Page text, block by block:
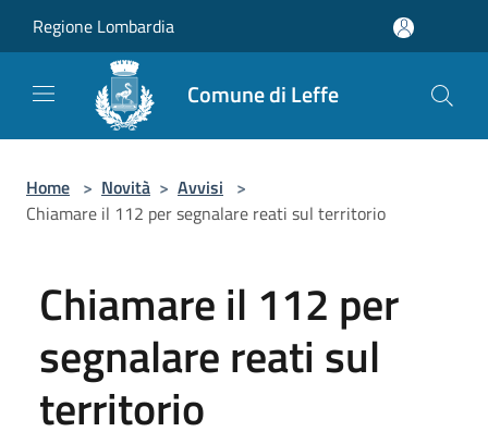
Regione Lombardia
Comune di Leffe
Home > Novità > Avvisi >
Chiamare il 112 per segnalare reati sul territorio
Chiamare il 112 per
segnalare reati sul
territorio